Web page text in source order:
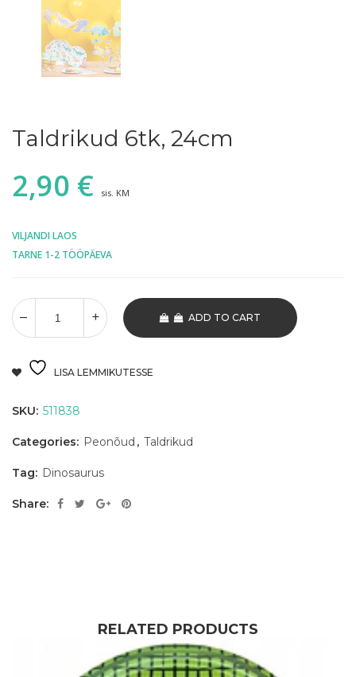
Taldrikud 6tk, 24cm
2,90 € sis. KM
VILJANDI LAOS
TARNE 1-2 TÖÖPÄEVA
ADD TO CART
LISA LEMMIKUTESSE
SKU: 511838
Categories: Peonõud , Taldrikud
Tag: Dinosaurus
Share:
RELATED PRODUCTS